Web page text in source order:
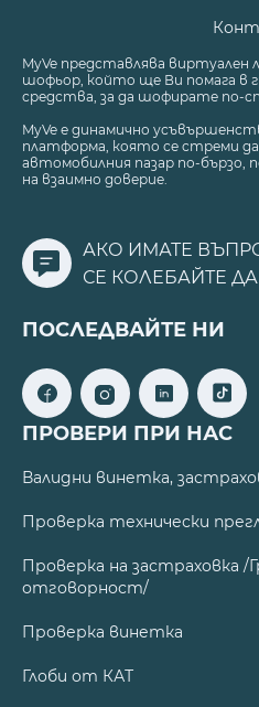
MyVe представлява виртуален
шофьор, който ще Ви помага в
средства, за да шофирате по-
MyVe е динамично
платформа, която се стреми
автомобилния пазар по-бързо,
на взаимно доверие.
АКО ИМАТЕ
СЕ КОЛЕБАЙТЕ
ПОСЛЕДВАЙТЕ НИ
ПРОВЕРИ ПРИ НАС
Валидни винетка,
Проверка технически
Проверка на застраховка /
отговорност/
Проверка винетка
Глоби от КАТ